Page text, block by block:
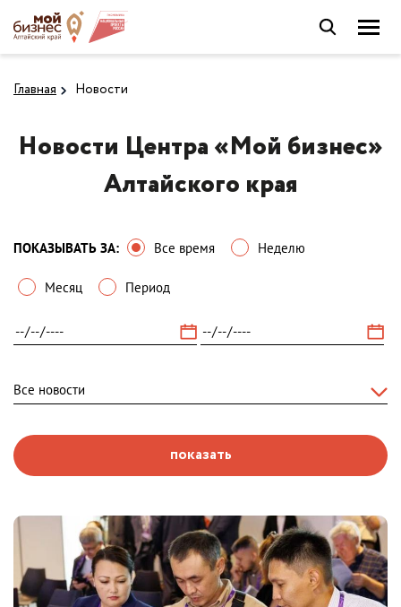
Главная Новости
Новости Центра «Мой бизнес»
Алтайского края
ПОКАЗЫВАТЬ ЗА: Все время Неделю
Месяц Период
показать